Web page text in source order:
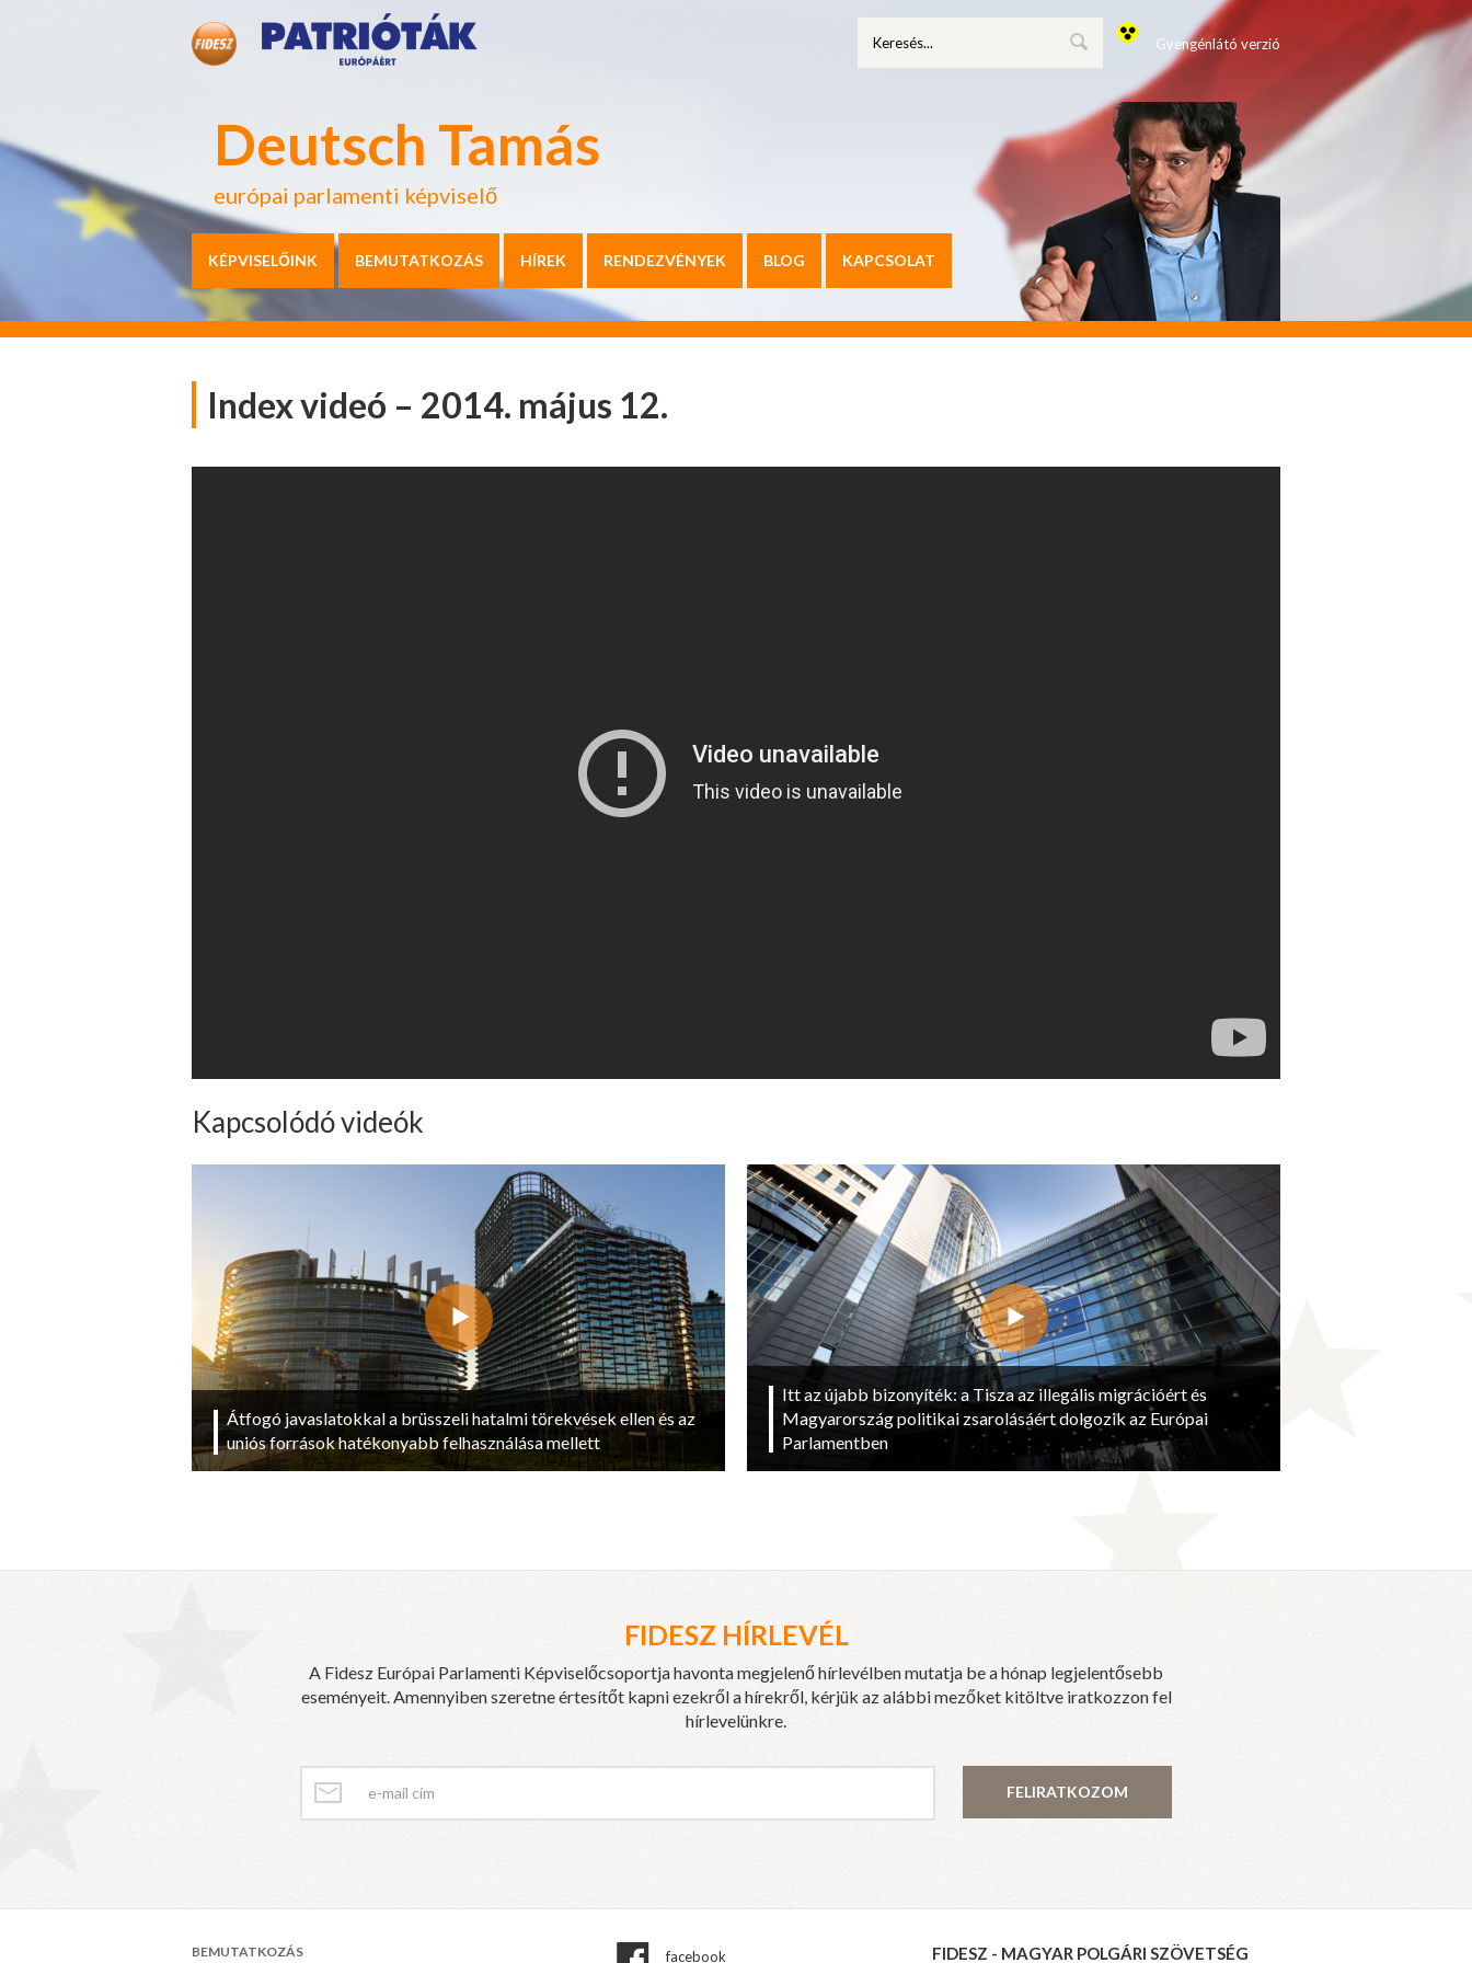
Deutsch Tamás
európai parlamenti képviselő
Gyengénlátó verzió
KÉPVISELŐINK BEMUTATKOZÁS HÍREK RENDEZVÉNYEK BLOG KAPCSOLAT
Index videó – 2014. május 12.
Kapcsolódó videók
Átfogó javaslatokkal a brüsszeli hatalmi törekvések ellen és az
uniós források hatékonyabb felhasználása mellett
Itt az újabb bizonyíték: a Tisza az illegális migrációért és
Magyarország politikai zsarolásáért dolgozik az Európai
Parlamentben
FIDESZ HÍRLEVÉL
A Fidesz Európai Parlamenti Képviselőcsoportja havonta megjelenő hírlevélben mutatja be a hónap legjelentősebb
eseményeit. Amennyiben szeretne értesítőt kapni ezekről a hírekről, kérjük az alábbi mezőket kitöltve iratkozzon fel
hírlevelünkre.
FELIRATKOZOM
BEMUTATKOZÁS facebook FIDESZ - MAGYAR POLGÁRI SZÖVETSÉG